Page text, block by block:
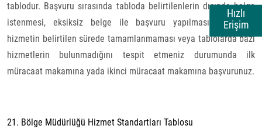
Hızlı
Erişim
tablodur. Başvuru sırasında tabloda belirtilenlerin dışında belge
istenmesi, eksiksiz belge ile başvuru yapılmasına rağmen
hizmetin belirtilen sürede tamamlanmaması veya tablolarda bazı
hizmetlerin bulunmadığını tespit etmeniz durumunda ilk
müracaat makamına yada ikinci müracaat makamına başvurunuz.
21. Bölge Müdürlüğü Hizmet Standartları Tablosu